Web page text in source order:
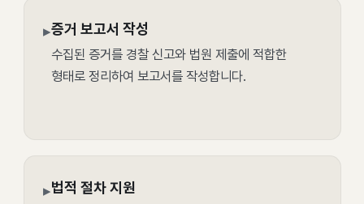
▸증거 보고서 작성
수집된 증거를 경찰 신고와 법원 제출에 적합한
형태로 정리하여 보고서를 작성합니다.
▸법적 절차 지원